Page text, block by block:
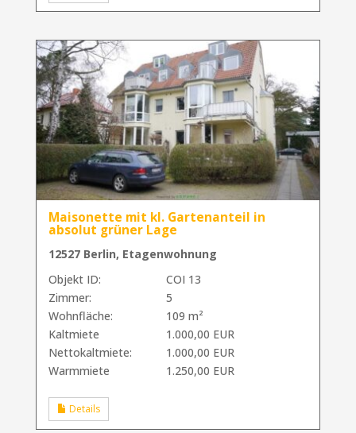
Maisonette mit kl. Gartenanteil in
absolut grüner Lage
12527 Berlin, Etagenwohnung
Objekt ID:
COI 13
Zimmer:
5
Wohnfläche:
109 m²
Kaltmiete
1.000,00 EUR
Nettokaltmiete:
1.000,00 EUR
Warmmiete
1.250,00 EUR
Details